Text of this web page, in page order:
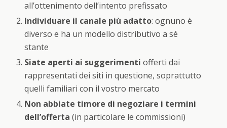
all’ottenimento dell’intento prefissato
Individuare il canale più adatto: ognuno è
diverso e ha un modello distributivo a sé
stante
Siate aperti ai suggerimenti offerti dai
rappresentati dei siti in questione, soprattutto
quelli familiari con il vostro mercato
Non abbiate timore di negoziare i termini
dell’offerta (in particolare le commissioni)